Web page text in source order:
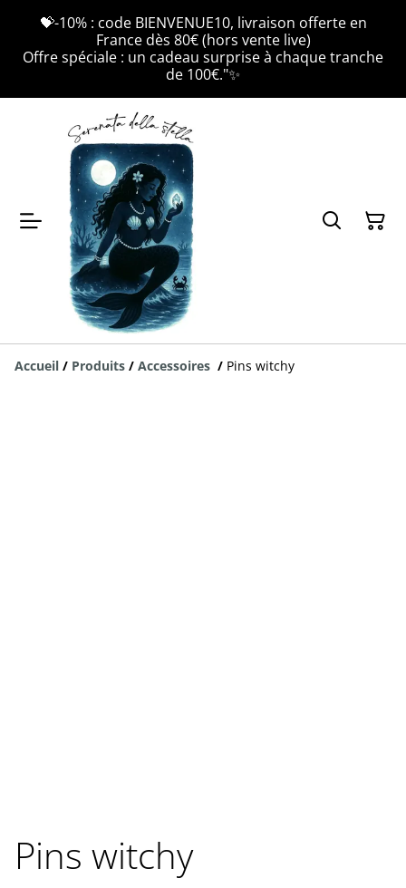
💝-10% : code BIENVENUE10, livraison offerte en
France dès 80€ (hors vente live)
Offre spéciale : un cadeau surprise à chaque tranche
de 100€."✨
Accueil / Produits / Accessoires / Pins witchy
Pins witchy